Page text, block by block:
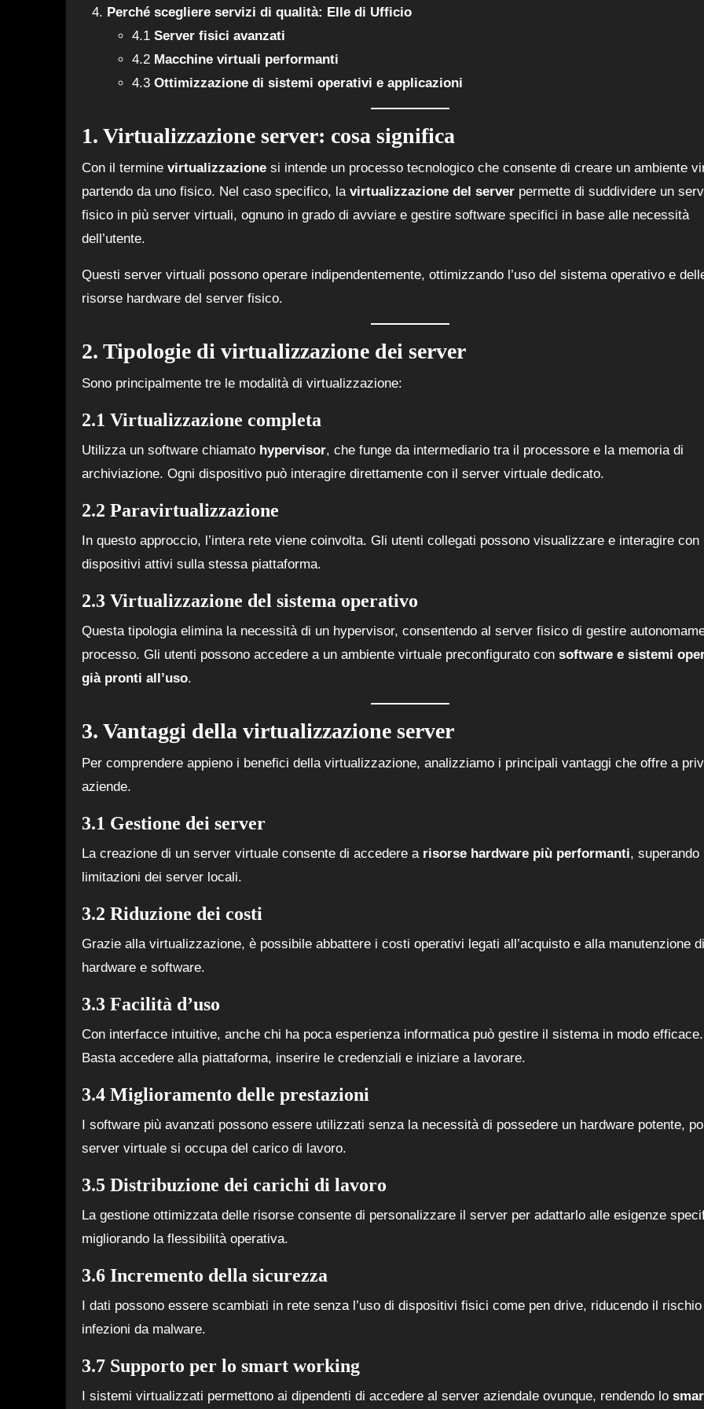
Perché scegliere servizi di qualità: Elle di Ufficio
4.1 Server fisici avanzati
4.2 Macchine virtuali performanti
4.3 Ottimizzazione di sistemi operativi e applicazioni
1. Virtualizzazione server: cosa significa
Con il termine virtualizzazione si intende un processo tecnologico che consente di creare un ambiente
partendo da uno fisico. Nel caso specifico, la virtualizzazione del server permette di suddividere un
fisico in più server virtuali, ognuno in grado di avviare e gestire software specifici in base alle necessità
dell’utente.
Questi server virtuali possono operare indipendentemente, ottimizzando l’uso del sistema operativo e
risorse hardware del server fisico.
2. Tipologie di virtualizzazione dei server
Sono principalmente tre le modalità di virtualizzazione:
2.1 Virtualizzazione completa
Utilizza un software chiamato hypervisor, che funge da intermediario tra il processore e la memoria di
archiviazione. Ogni dispositivo può interagire direttamente con il server virtuale dedicato.
2.2 Paravirtualizzazione
In questo approccio, l’intera rete viene coinvolta. Gli utenti collegati possono visualizzare e interagire con
dispositivi attivi sulla stessa piattaforma.
2.3 Virtualizzazione del sistema operativo
Questa tipologia elimina la necessità di un hypervisor, consentendo al server fisico di gestire
processo. Gli utenti possono accedere a un ambiente virtuale preconfigurato con software e sistemi
già pronti all’uso.
3. Vantaggi della virtualizzazione server
Per comprendere appieno i benefici della virtualizzazione, analizziamo i principali vantaggi che offre a
aziende.
3.1 Gestione dei server
La creazione di un server virtuale consente di accedere a risorse hardware più performanti, superando
limitazioni dei server locali.
3.2 Riduzione dei costi
Grazie alla virtualizzazione, è possibile abbattere i costi operativi legati all’acquisto e alla manutenzione di
hardware e software.
3.3 Facilità d’uso
Con interfacce intuitive, anche chi ha poca esperienza informatica può gestire il sistema in modo efficace.
Basta accedere alla piattaforma, inserire le credenziali e iniziare a lavorare.
3.4 Miglioramento delle prestazioni
I software più avanzati possono essere utilizzati senza la necessità di possedere un hardware potente,
server virtuale si occupa del carico di lavoro.
3.5 Distribuzione dei carichi di lavoro
La gestione ottimizzata delle risorse consente di personalizzare il server per adattarlo alle esigenze
migliorando la flessibilità operativa.
3.6 Incremento della sicurezza
I dati possono essere scambiati in rete senza l’uso di dispositivi fisici come pen drive, riducendo il rischio
infezioni da malware.
3.7 Supporto per lo smart working
I sistemi virtualizzati permettono ai dipendenti di accedere al server aziendale ovunque, rendendo lo